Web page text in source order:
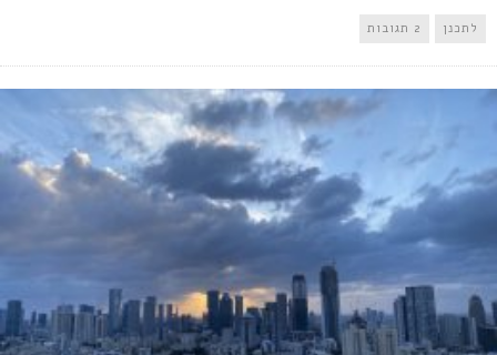
לתכנן 2 תגובות